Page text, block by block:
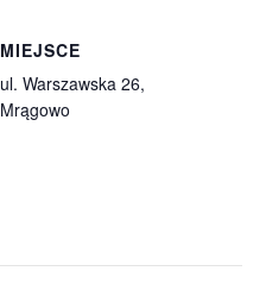
MIEJSCE
ul. Warszawska 26,
Mrągowo